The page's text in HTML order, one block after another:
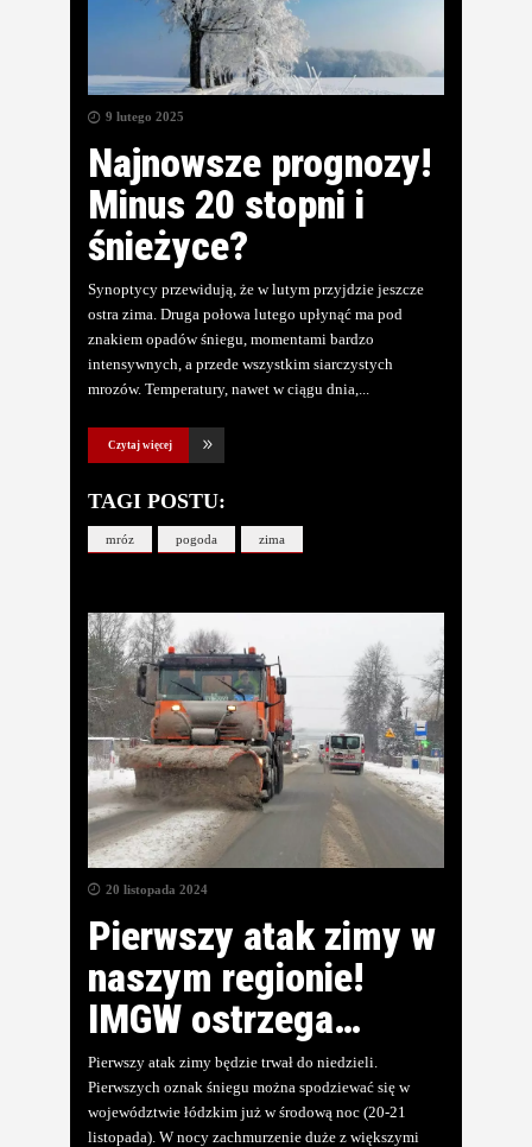
9 lutego 2025
Najnowsze prognozy!
Minus 20 stopni i
śnieżyce?
Synoptycy przewidują, że w lutym przyjdzie jeszcze
ostra zima. Druga połowa lutego upłynąć ma pod
znakiem opadów śniegu, momentami bardzo
intensywnych, a przede wszystkim siarczystych
mrozów. Temperatury, nawet w ciągu dnia,
Czytaj więcej
TAGI POSTU:
mróz pogoda zima
20 listopada 2024
Pierwszy atak zimy w
naszym regionie!
IMGW ostrzega…
Pierwszy atak zimy będzie trwał do niedzieli.
Pierwszych oznak śniegu można spodziewać się w
województwie łódzkim już w środową noc (20-21
listopada). W nocy zachmurzenie duże z większymi